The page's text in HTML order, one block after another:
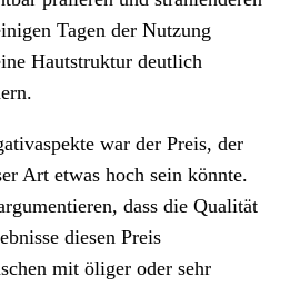
Tagen der Nutzung
Hautstruktur deutlich
war der Preis, der
Art etwas hoch sein könnte.
dass die Qualität
diesen Preis
mit öliger oder sehr